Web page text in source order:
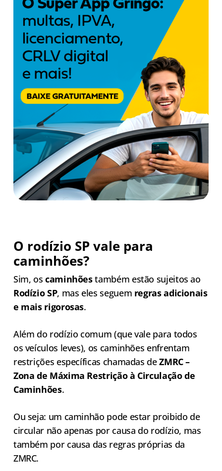
O rodízio SP vale para
caminhões?
Sim, os caminhõestambém estão sujeitos ao
Rodízio SP, mas eles seguem regras adicionais
e mais rigorosas.
Além do rodízio comum (que vale para todos
os veículos leves), os caminhões enfrentam
restrições específicas chamadas deZMRC –
Zona de Máxima Restrição à Circulação de
Caminhões.
Ou seja: um caminhão pode estar proibido de
circular não apenas por causa do rodízio, mas
também por causa das regras próprias da
ZMRC.